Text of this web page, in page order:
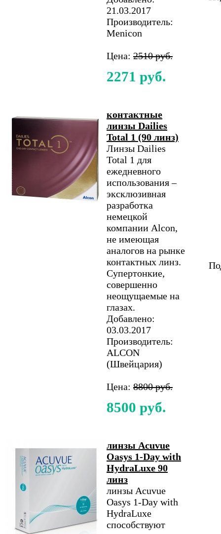
21.03.2017
Производитель:
Menicon
Цена: 2510 руб.
2271 руб.
контактные
линзы Dailies
Total 1 (90 линз)
Линзы Dailies
Total 1 для
ежедневного
использования –
эксклюзивная
разработка
немецкой
компании Alcon,
не имеющая
аналогов на рынке
контактных линз.
Супертонкие,
совершенно
неощущаемые на
глазах.
Добавлено:
03.03.2017
Производитель:
ALCON
(Швейцария)
Цена: 8800 руб.
8500 руб.
линзы Acuvue
Oasys 1-Day with
HydraLuxe 90
линз
линзы Acuvue
Oasys 1-Day with
HydraLuxe
способствуют